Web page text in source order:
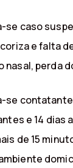
se caso
e falta
nasal, perda
se
e 14
de 15